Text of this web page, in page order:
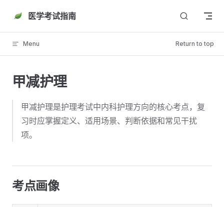
Skip to content
医学考试指南
Menu Return to top
甲减护理
甲减护理是护理考试中内科护理方向的核心考点，复
习时应掌握定义、适用场景、判断依据和常见干扰
项。
考点画像